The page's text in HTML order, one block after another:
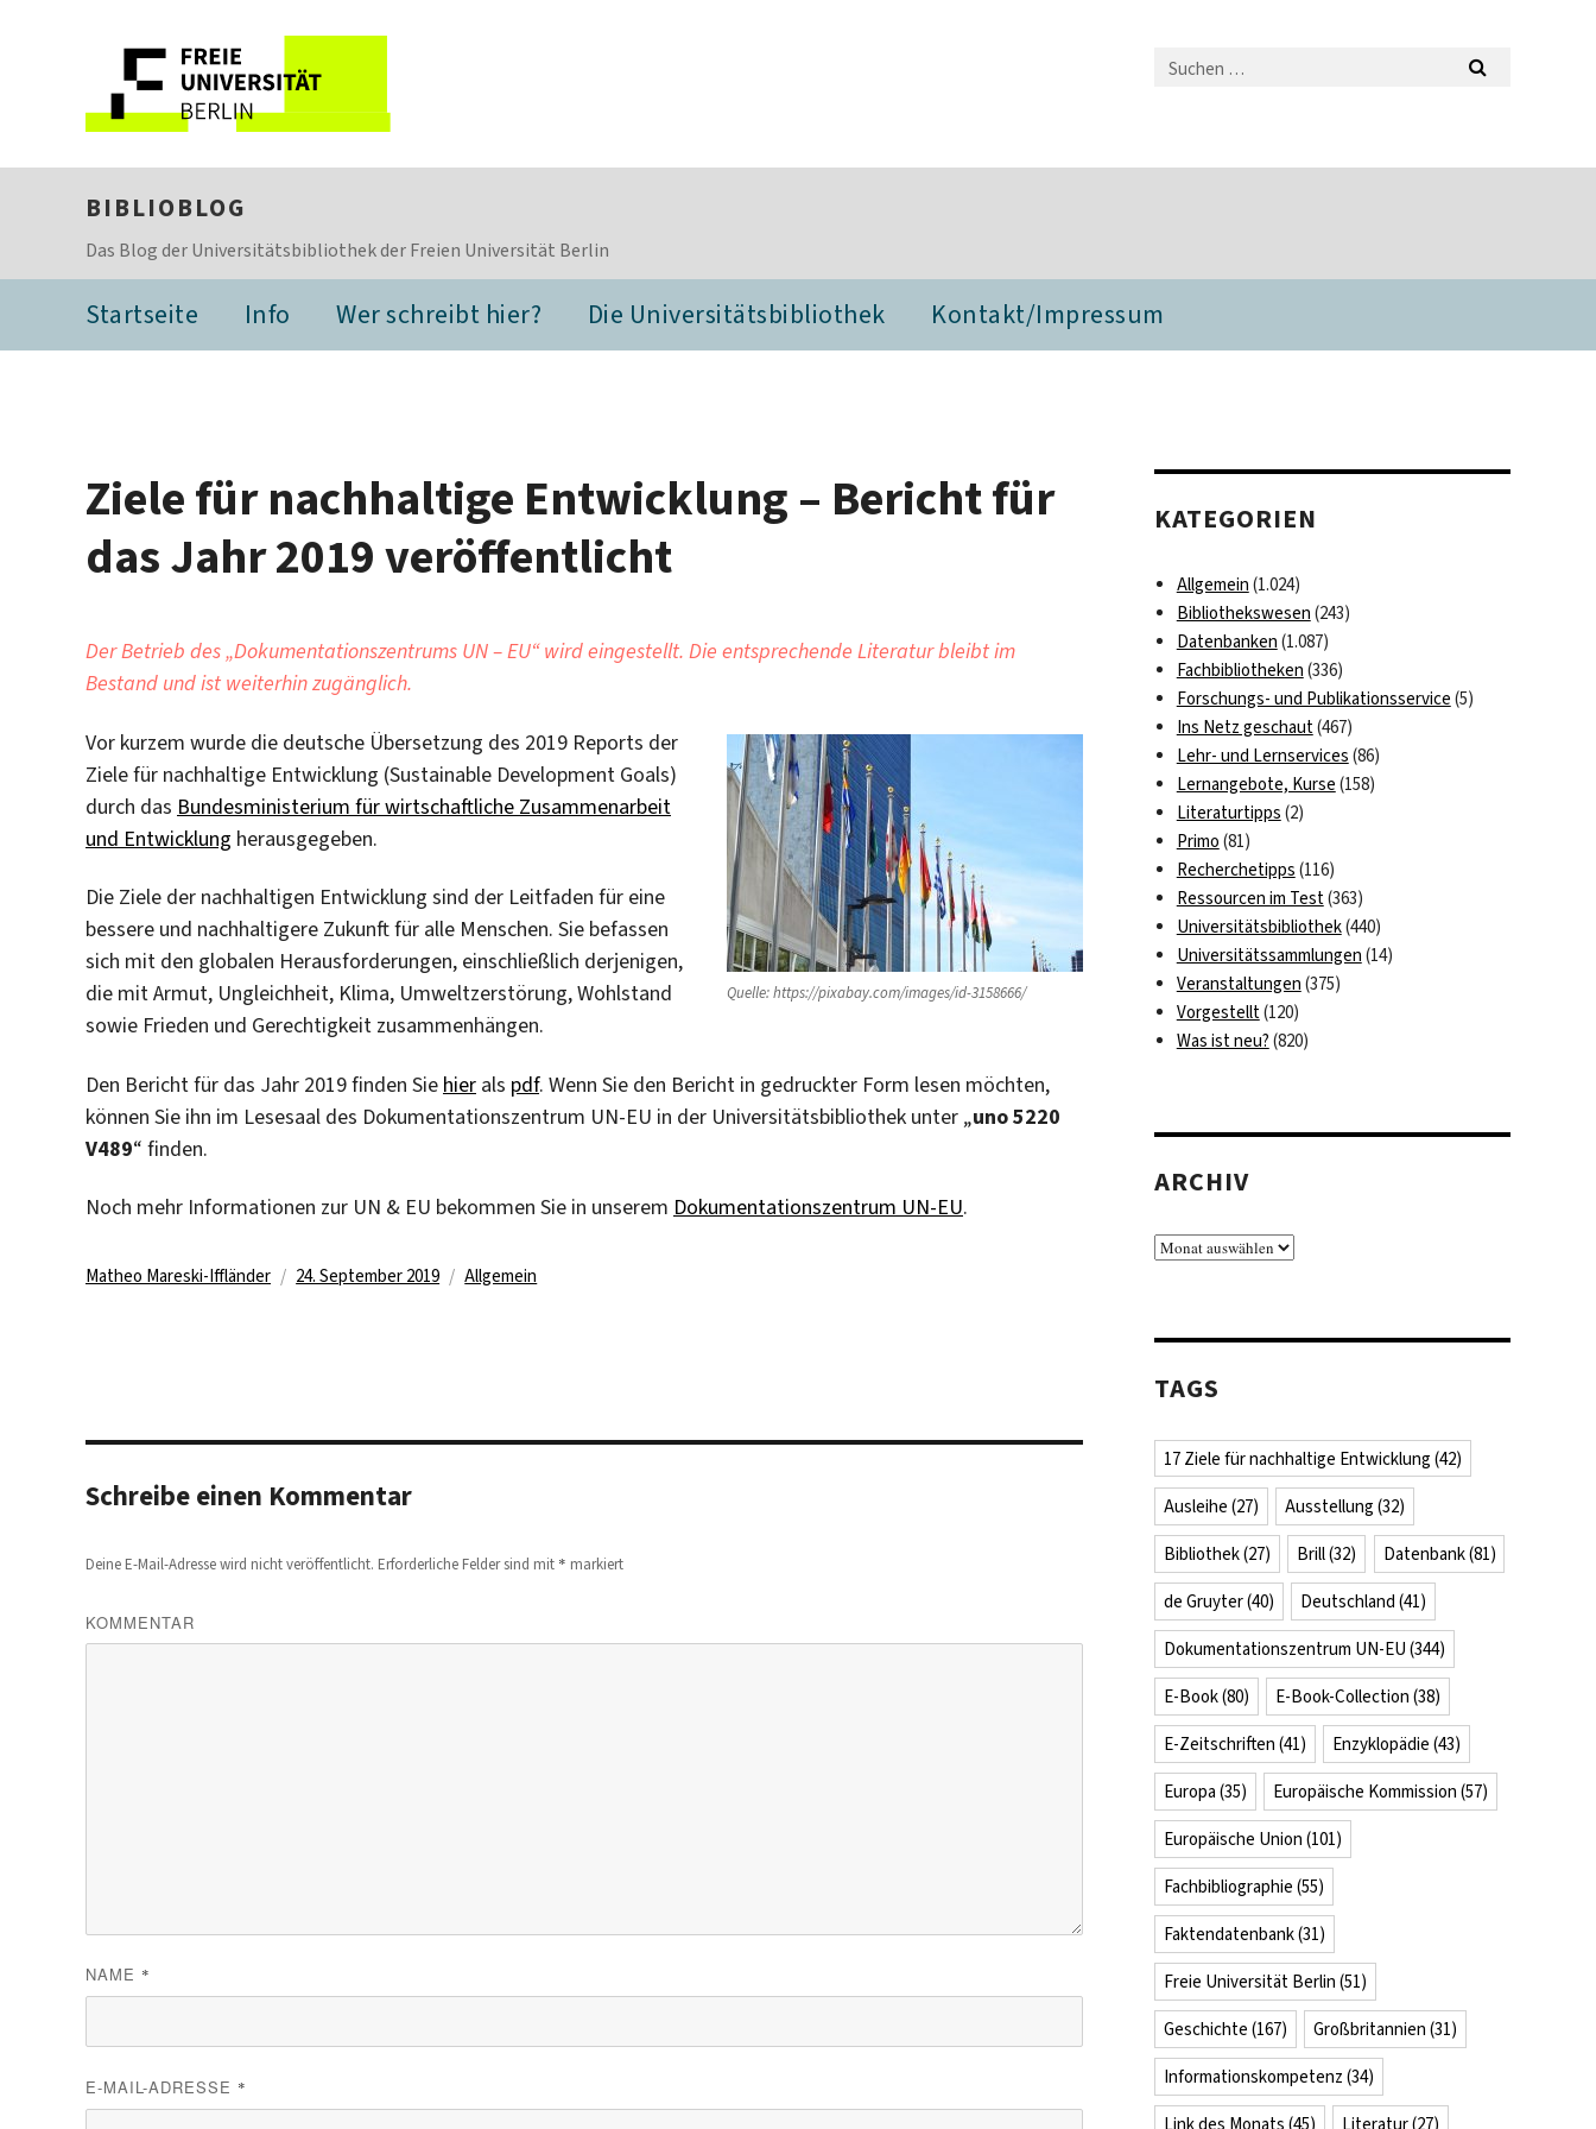
BIBLIOBLOG
Das Blog der Universitätsbibliothek der Freien Universität Berlin
Startseite Info Wer schreibt hier? Die Universitätsbibliothek Kontakt/Impressum
Ziele für nachhaltige Entwicklung – Bericht für
das Jahr 2019 veröffentlicht
Der Betrieb des „Dokumentationszentrums UN – EU“ wird eingestellt. Die entsprechende Literatur bleibt im
Bestand und ist weiterhin zugänglich.
Quelle: https://pixabay.com/images/id-3158666/
Vor kurzem wurde die deutsche Übersetzung des 2019 Reports der
Ziele für nachhaltige Entwicklung (Sustainable Development Goals)
durch das Bundesministerium für wirtschaftliche Zusammenarbeit
und Entwicklung herausgegeben.
Die Ziele der nachhaltigen Entwicklung sind der Leitfaden für eine
bessere und nachhaltigere Zukunft für alle Menschen. Sie befassen
sich mit den globalen Herausforderungen, einschließlich derjenigen,
die mit Armut, Ungleichheit, Klima, Umweltzerstörung, Wohlstand
sowie Frieden und Gerechtigkeit zusammenhängen.
Den Bericht für das Jahr 2019 finden Sie hier als pdf. Wenn Sie den Bericht in gedruckter Form lesen möchten,
können Sie ihn im Lesesaal des Dokumentationszentrum UN-EU in der Universitätsbibliothek unter „uno 5220
V489“ finden.
Noch mehr Informationen zur UN & EU bekommen Sie in unserem Dokumentationszentrum UN-EU.
Autor
Matheo Mareski-Iffländer
Veröffentlicht
24. September 2019 Kategorien
Allgemein
Schreibe einen Kommentar
Deine E-Mail-Adresse wird nicht veröffentlicht. Erforderliche Felder sind mit * markiert
KOMMENTAR
NAME *
E-MAIL-ADRESSE *
KATEGORIEN
Allgemein (1.024)
Bibliothekswesen (243)
Datenbanken (1.087)
Fachbibliotheken (336)
Forschungs- und Publikationsservice (5)
Ins Netz geschaut(467)
Lehr- und Lernservices (86)
Lernangebote, Kurse (158)
Literaturtipps (2)
Primo (81)
Recherchetipps (116)
Ressourcen im Test(363)
Universitätsbibliothek(440)
Universitätssammlungen (14)
Veranstaltungen (375)
Vorgestellt(120)
Was ist neu? (820)
ARCHIV
Archiv
TAGS
17 Ziele für nachhaltige Entwicklung (42)
Ausleihe (27) Ausstellung (32)
Bibliothek(27) Brill(32) Datenbank(81)
de Gruyter(40) Deutschland (41)
Dokumentationszentrum UN-EU (344)
E-Book(80) E-Book-Collection (38)
E-Zeitschriften (41) Enzyklopädie (43)
Europa (35) Europäische Kommission (57)
Europäische Union (101)
Fachbibliographie (55)
Faktendatenbank(31)
Freie Universität Berlin (51)
Geschichte (167) Großbritannien (31)
Informationskompetenz (34)